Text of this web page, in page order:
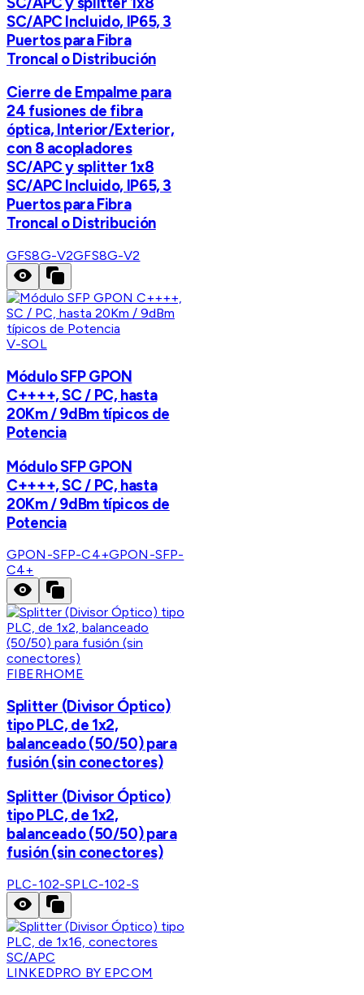
SC/APC Incluido, IP65, 3
Puertos para Fibra
Troncal o Distribución
Cierre de Empalme para
24 fusiones de fibra
óptica, Interior/Exterior,
con 8 acopladores
SC/APC y splitter 1x8
SC/APC Incluido, IP65, 3
Puertos para Fibra
Troncal o Distribución
GFS8G-V2GFS8G-V2
V-SOL
Módulo SFP GPON
C++++, SC / PC, hasta
20Km / 9dBm típicos de
Potencia
Módulo SFP GPON
C++++, SC / PC, hasta
20Km / 9dBm típicos de
Potencia
GPON-SFP-C4+GPON-SFP-
C4+
FIBERHOME
Splitter (Divisor Óptico)
tipo PLC, de 1x2,
balanceado (50/50) para
fusión (sin conectores)
Splitter (Divisor Óptico)
tipo PLC, de 1x2,
balanceado (50/50) para
fusión (sin conectores)
PLC-102-SPLC-102-S
LINKEDPRO BY EPCOM